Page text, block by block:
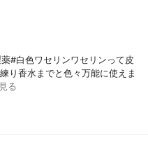
#白色ワセリンワセリンって皮
り香水までと色々万能に使えま
る